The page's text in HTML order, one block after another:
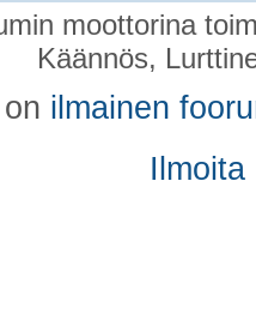
moottorina
Käännös,
ilmainen